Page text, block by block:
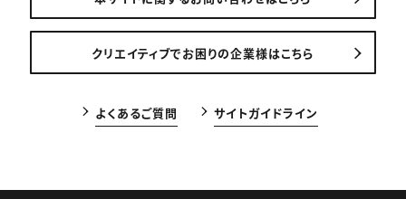
クリエイティブでお困りの企業様はこちら
よくあるご質問 サイトガイドライン